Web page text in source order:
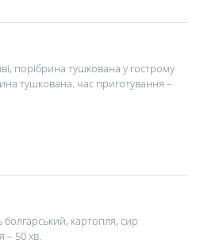
порібрина тушкована у гострому
тушкована. час приготування –
картопля, сир
– 50 хв.